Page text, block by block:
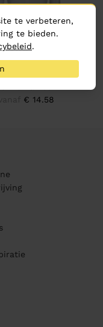
Stoneton t-
€ 14.58
te verbeteren,
te bieden.
.